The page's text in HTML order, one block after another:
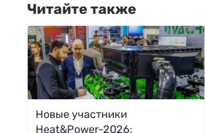
Читайте также
Новые участники
Heat&Power-2026: